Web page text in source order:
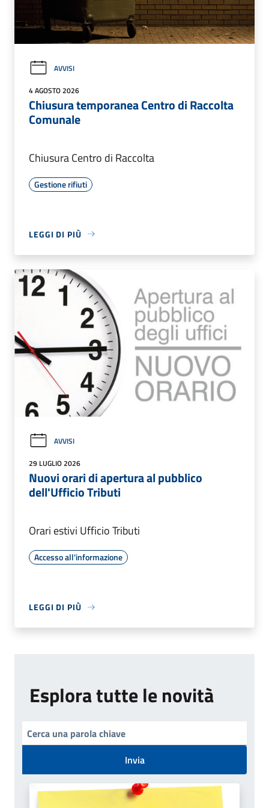
AVVISI
4 AGOSTO 2026
Chiusura temporanea Centro di Raccolta
Comunale
Chiusura Centro di Raccolta
Gestione rifiuti
LEGGI DI PIÙ
AVVISI
29 LUGLIO 2026
Nuovi orari di apertura al pubblico
dell'Ufficio Tributi
Orari estivi Ufficio Tributi
Accesso all'informazione
LEGGI DI PIÙ
Esplora tutte le novità
Invia